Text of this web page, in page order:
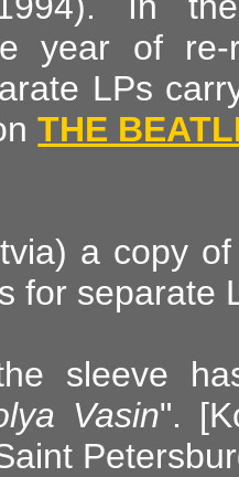
year of
LPs
THE
a copy
for separate
sleeve
Vasin".